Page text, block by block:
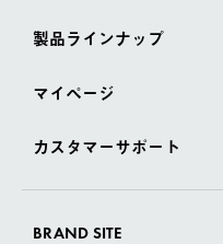
製品ラインナップ
マイページ
カスタマーサポート
BRAND SITE